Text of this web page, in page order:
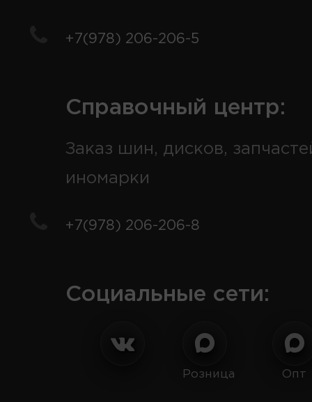
+7(978) 206-206-5
Справочный центр:
Заказ шин, дисков,
иномарки
+7(978) 206-206-8
Социальные сети:
Розница Опт